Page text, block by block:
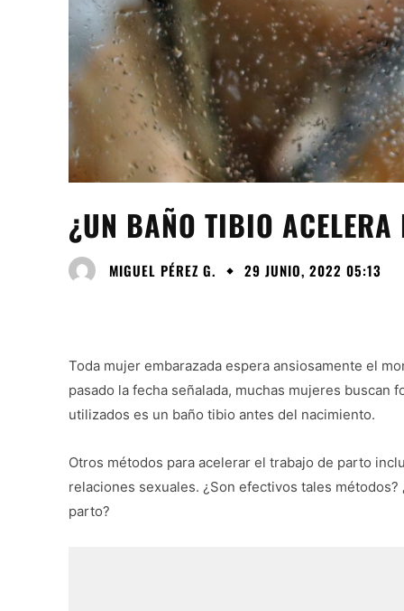
¿UN BAÑO TIBIO ACELERA
MIGUEL PÉREZ G. 29 JUNIO, 2022 05:13
Toda mujer embarazada espera ansiosamente el
pasado la fecha señalada, muchas mujeres buscan
utilizados es un baño tibio antes del nacimiento.
Otros métodos para acelerar el trabajo de parto
relaciones sexuales. ¿Son efectivos tales
parto?